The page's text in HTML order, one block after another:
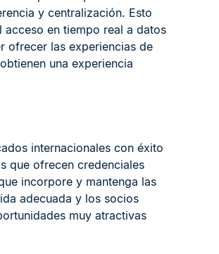
y centralización. Esto
en tiempo real a datos
ofrecer las experiencias de
una experiencia
internacionales con éxito
que ofrecen credenciales
incorpore y mantenga las
adecuada y los socios
muy atractivas